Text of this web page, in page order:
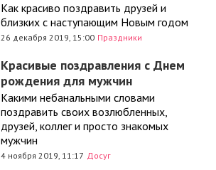
Как красиво поздравить друзей и
близких с наступающим Новым годом
26 декабря 2019, 15:00 Праздники
Красивые поздравления с Днем
рождения для мужчин
Какими небанальными словами
поздравить своих возлюбленных,
друзей, коллег и просто знакомых
мужчин
4 ноября 2019, 11:17 Досуг